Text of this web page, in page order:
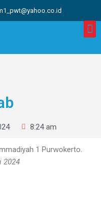
8:24 am
1 Purwokerto.
2024